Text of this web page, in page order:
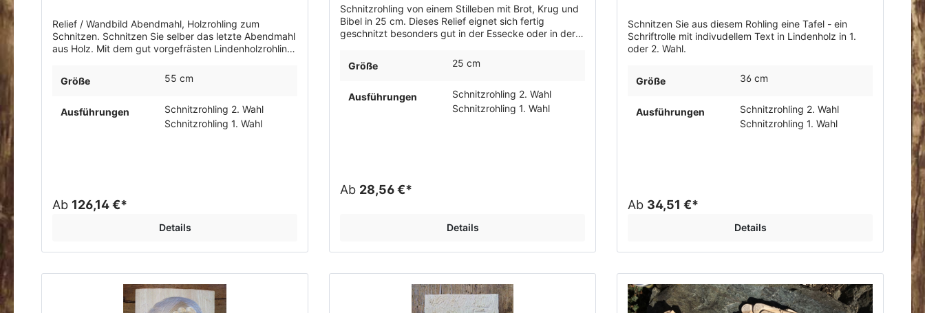
Relief / Wandbild Abendmahl, Holzrohling zum
Schnitzen. Schnitzen Sie selber das letzte Abendmahl
aus Holz. Mit dem gut vorgefrästen Lindenholzrohling
Größe 55 cm
Ausführungen
Schnitzrohling 2. Wahl
Schnitzrohling 1. Wahl
Ab 126,14 €*
Details
Schnitzrohling von einem Stilleben mit Brot, Krug und
Bibel in 25 cm. Dieses Relief eignet sich fertig
geschnitzt besonders gut in der Essecke oder in der
Größe
25 cm
Ausführungen
Schnitzrohling 2. Wahl
Schnitzrohling 1. Wahl
Ab 28,56 €*
Details
Schnitzen Sie aus diesem Rohling eine Tafel - ein
Schriftrolle mit indivudellem Text in Lindenholz in 1.
oder 2. Wahl.
Größe 36 cm
Ausführungen
Schnitzrohling 2. Wahl
Schnitzrohling 1. Wahl
Ab 34,51 €*
Details